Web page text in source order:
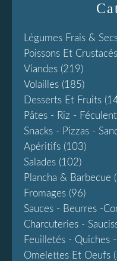
Légumes Frais &
Poissons Et Crustacés
Viandes (219)
Volailles (185)
Desserts Et Fruits
Pâtes - Riz -
Snacks - Pizzas -
Apéritifs (103)
Salades (102)
Plancha & Barbecue
Fromages (96)
Sauces - Beurres -
Charcuteries -
Feuilletés - Quiches
Omelettes Et Oeufs